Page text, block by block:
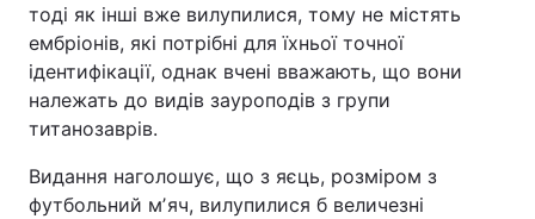
Техно і зв'язок Лайт
Зброя Інциденти
Цікавинки Погода
тоді як інші вже вилупилися, тому не містять
ембріонів, які потрібні для їхньої точної
ідентифікації, однак вчені вважають, що вони
належать до видів зауроподів з групи
титанозаврів.
Видання наголошує, що з яєць, розміром з
футбольний мʼяч, вилупилися б величезні